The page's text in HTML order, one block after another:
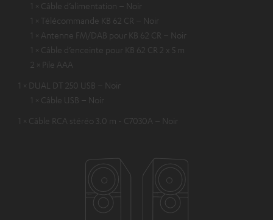
1 × Câble d’alimentation – Noir
1 × Télécommande KB 62 CR – Noir
1 × Antenne FM/DAB pour KB 62 CR – Noir
1 × Câble d’enceinte pour KB 62 CR 2 x 5 m
2 × Pile AAA
1 × DUAL DT 250 USB – Noir
1 × Câble USB – Noir
1 × Câble RCA stéréo 3.0 m - C7030A – Noir